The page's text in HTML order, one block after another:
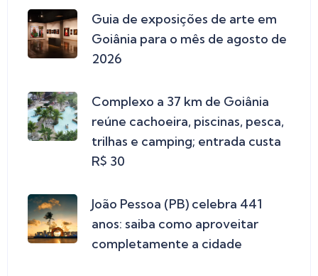
Guia de exposições de arte em
Goiânia para o mês de agosto de
2026
Complexo a 37 km de Goiânia
reúne cachoeira, piscinas, pesca,
trilhas e camping; entrada custa
R$ 30
João Pessoa (PB) celebra 441
anos: saiba como aproveitar
completamente a cidade